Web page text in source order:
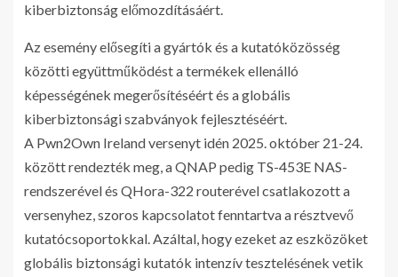
kiberbiztonság előmozdításáért.
Az esemény elősegíti a gyártók és a kutatóközösség
közötti együttműködést a termékek ellenálló
képességének megerősítéséért és a globális
kiberbiztonsági szabványok fejlesztéséért.
A Pwn2Own Ireland versenyt idén 2025. október 21-24.
között rendezték meg, a QNAP pedig TS-453E NAS-
rendszerével és QHora-322 routerével csatlakozott a
versenyhez, szoros kapcsolatot fenntartva a résztvevő
kutatócsoportokkal. Azáltal, hogy ezeket az eszközöket
globális biztonsági kutatók intenzív tesztelésének vetik